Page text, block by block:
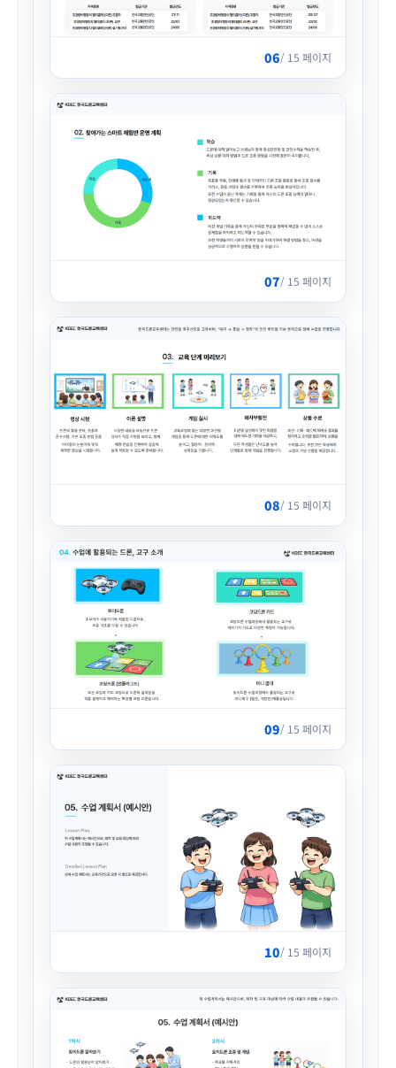
06/ 15 페이지
07/ 15 페이지
08/ 15 페이지
09/ 15 페이지
10/ 15 페이지